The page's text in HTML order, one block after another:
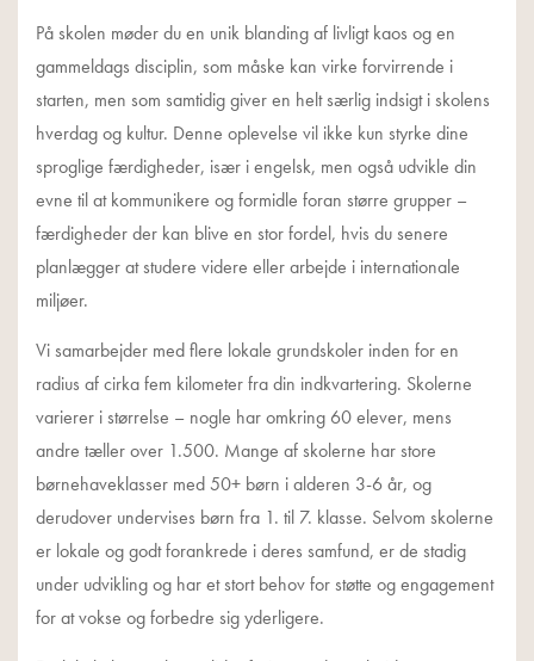
På skolen møder du en unik blanding af livligt kaos og en
gammeldags disciplin, som måske kan virke forvirrende i
starten, men som samtidig giver en helt særlig indsigt i skolens
hverdag og kultur. Denne oplevelse vil ikke kun styrke dine
sproglige færdigheder, især i engelsk, men også udvikle din
evne til at kommunikere og formidle foran større grupper –
færdigheder der kan blive en stor fordel, hvis du senere
planlægger at studere videre eller arbejde i internationale
miljøer.
Vi samarbejder med flere lokale grundskoler inden for en
radius af cirka fem kilometer fra din indkvartering. Skolerne
varierer i størrelse – nogle har omkring 60 elever, mens
andre tæller over 1.500. Mange af skolerne har store
børnehaveklasser med 50+ børn i alderen 3-6 år, og
derudover undervises børn fra 1. til 7. klasse. Selvom skolerne
er lokale og godt forankrede i deres samfund, er de stadig
under udvikling og har et stort behov for støtte og engagement
for at vokse og forbedre sig yderligere.